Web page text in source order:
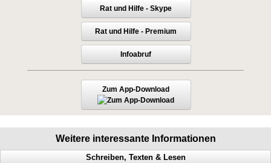
Rat und Hilfe - Skype
Rat und Hilfe - Premium
Infoabruf
Zum App-Download
Weitere interessante Informationen
Schreiben, Texten & Lesen